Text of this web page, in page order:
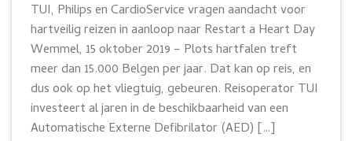
TUI, Philips en CardioService vragen aandacht voor
hartveilig reizen in aanloop naar Restart a Heart Day
Wemmel, 15 oktober 2019 – Plots hartfalen treft
meer dan 15.000 Belgen per jaar. Dat kan op reis, en
dus ook op het vliegtuig, gebeuren. Reisoperator TUI
investeert al jaren in de beschikbaarheid van een
Automatische Externe Defibrilator (AED) […]